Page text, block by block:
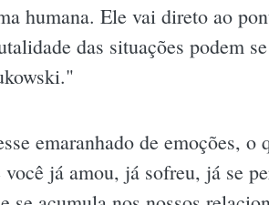
humana. Ele vai direto ao
das situações podem
emaranhado de emoções,
você já amou, já sofreu, já se